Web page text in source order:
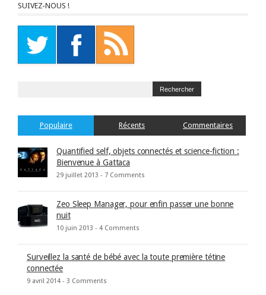
SUIVEZ-NOUS !
Populaire Récents Commentaires
Quantified self, objets connectés et science-fiction :
Bienvenue à Gattaca
29 juillet 2013 - 7 Comments
Zeo Sleep Manager, pour enfin passer une bonne
nuit
10 juin 2013 - 4 Comments
Surveillez la santé de bébé avec la toute première tétine
connectée
9 avril 2014 - 3 Comments